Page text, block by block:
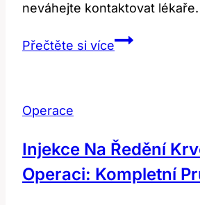
neváhejte kontaktovat lékaře.
Přečtěte si víceStolice
je
normální?
Operace
Injekce Na Ředění
Operaci: Kompletní